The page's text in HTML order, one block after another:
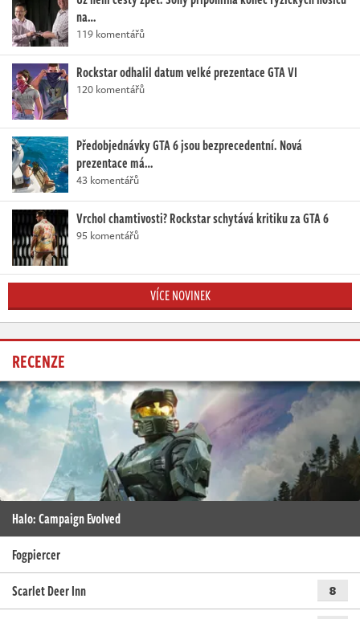
na…
119 komentářů
Rockstar odhalil datum velké prezentace GTA VI
120 komentářů
Předobjednávky GTA 6 jsou bezprecedentní. Nová
prezentace má…
43 komentářů
Vrchol chamtivosti? Rockstar schytává kritiku za GTA 6
95 komentářů
VÍCE NOVINEK
RECENZE
Halo: Campaign Evolved
Fogpiercer
Scarlet Deer Inn
8